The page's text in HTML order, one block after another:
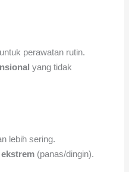
perawatan rutin.
yang tidak
lebih sering.
(panas/dingin).